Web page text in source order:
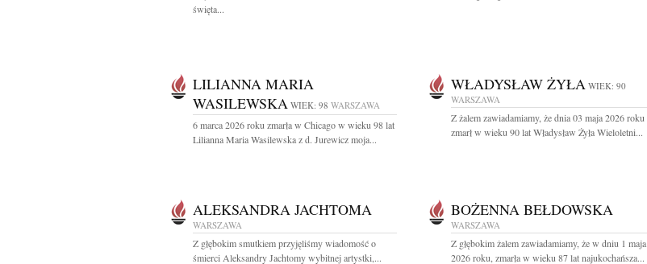
święta...
LILIANNA MARIA
WASILEWSKA WIEK: 98 WARSZAWA
6 marca 2026 roku zmarła w Chicago w wieku 98 lat
Lilianna Maria Wasilewska z d. Jurewicz moja...
WŁADYSŁAW ŻYŁA WIEK: 90
WARSZAWA
Z żalem zawiadamiamy, że dnia 03 maja 2026 roku
zmarł w wieku 90 lat Władysław Żyła Wieloletni...
ALEKSANDRA JACHTOMA
WARSZAWA
Z głębokim smutkiem przyjęliśmy wiadomość o
śmierci Aleksandry Jachtomy wybitnej artystki,...
BOŻENNA BEŁDOWSKA
WARSZAWA
Z głębokim żalem zawiadamiamy, że w dniu 1 maja
2026 roku, zmarła w wieku 87 lat najukochańsza...